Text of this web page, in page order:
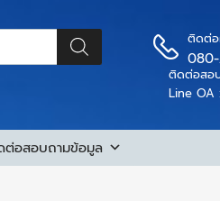
ติดต่อ
ติดต่อสอ
Line OA
ต่อสอบถามข้อมูล